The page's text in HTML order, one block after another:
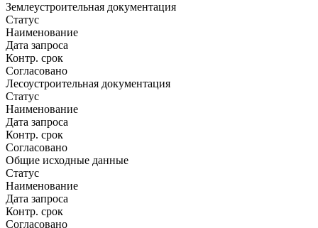
Землеустроительная документация
Статус
Наименование
Дата запроса
Контр. срок
Согласовано
Лесоустроительная документация
Статус
Наименование
Дата запроса
Контр. срок
Согласовано
Общие исходные данные
Статус
Наименование
Дата запроса
Контр. срок
Согласовано